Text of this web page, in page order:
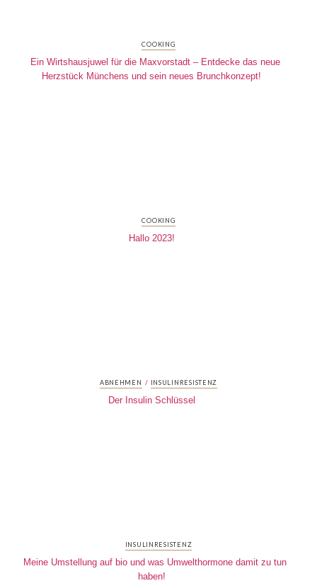
COOKING
Ein Wirtshausjuwel für die Maxvorstadt – Entdecke das neue
Herzstück Münchens und sein neues Brunchkonzept!
COOKING
Hallo 2023!
ABNEHMEN / INSULINRESISTENZ
Der Insulin Schlüssel
INSULINRESISTENZ
Meine Umstellung auf bio und was Umwelthormone damit zu tun
haben!